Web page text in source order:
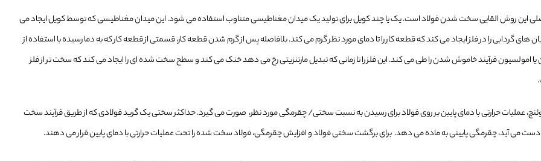
این روش القایی سخت شدن فولاد است. یک یا چند کویل برای تولید یک میدان مغناطیسی متناوب استفاده می شود. این میدان مغناطیسی که توسط کویل ایجاد می
های گردابی را در فلز ایجاد می کند که قطعه کار را تا دمای مورد نظر گرم می کند. بلافاصله پس از گرم شدن قطعه کار، قسمتی از قطعه کار که به دما رسیده با استفاده از
یا امولسیون فرآیند خاموش شدن را طی می کند. این فلز را تا زمانی که تبدیل مارتنزیتی رخ می دهد خنک می کند و سطح سخت شده ای را ایجاد می کند که سخت تر از فلز
عملیات حرارتی با دمای پایین بر روی فولاد برای رسیدن به نسبت سختی/ چقرمگی مورد نظر، صورت می گیرد. حداکثر سختی یک گرید فولادی که از طریق فرآیند سخت
می آید، چقرمگی پایینی به ماده می دهد. برای برگشت سختی فولاد و افزایش چقرمگی، فولاد سخت شده را تحت عملیات حرارتی با دمای پایین قرار می دهند.